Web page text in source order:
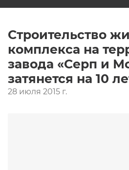
Строительство
комплекса на
завода «Серп и
затянется на 10
28 июля 2015 г.